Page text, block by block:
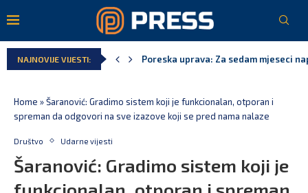
NAJNOVIJE VIJESTI:
Poreska uprava: Za sedam mjeseci
Home »Šaranović: Gradimo sistem koji je funkcionalan, otporan i
spreman da odgovori na sve izazove koji se pred nama nalaze
Društvo Udarne vijesti
Šaranović: Gradimo sistem koji je